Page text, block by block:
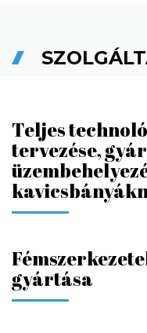
Teljes
tervezése,
gyártása